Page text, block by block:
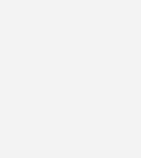
um dem Kunden Danke zu sagen,
Der Kunde fühlt sich wohl im neuen
Danke zu sagen. Gute Möglichkeiten dafür
und Werbemittelkatalog 2013, den der
der Verbandsorganisation vor der ISH